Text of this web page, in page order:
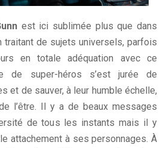
est ici sublimée plus que dans
traitant de sujets universels, parfois
en totale adéquation avec ce
de super-héros s’est jurée de
et de sauver, à leur humble échelle,
l’être. Il y a de beaux messages
de tous les instants mais il y
attachement à ses personnages. À